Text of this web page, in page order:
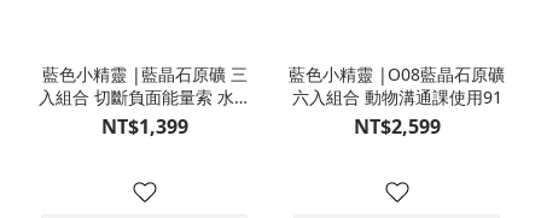
藍色小精靈 |藍晶石原礦 三
入組合 切斷負面能量索 水晶
療癒 水晶排列 動物溝通課使
用 3CT24-02
NT$1,399
藍色小精靈 |O08藍晶石原礦
六入組合 動物溝通課使用91
NT$2,599